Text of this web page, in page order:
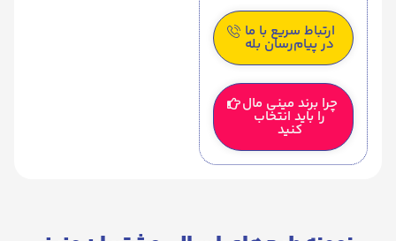
ارتباط سریع با ما
در پیام‌رسان بله
چرا برند مینی مال
را باید انتخاب
کنید